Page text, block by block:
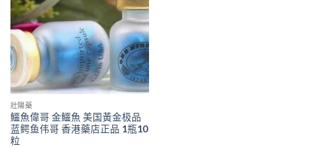
壯陽藥
鱷魚偉哥 金鱷魚 美国黃金极品
蓝鳄鱼伟哥 香港藥店正品 1瓶10
粒